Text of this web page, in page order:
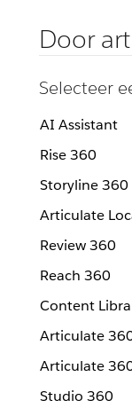
Door
Selecteer
AI Assistant
Rise 360
Storyline 360
Articulate
Review 360
Reach 360
Content
Articulate
Articulate
Studio 360